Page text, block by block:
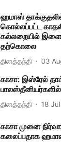
ஹமாஸ்
கொல்லப்பட்ட
கல்லறையில்
தற்கொலை
தினத்தந்தி 03
காசா: இஸ்ரேல்
பாலஸ்தீனியர்களில்
தினத்தந்தி 18
காசா முனை
கலைப்பதாக ஹமாஸ்